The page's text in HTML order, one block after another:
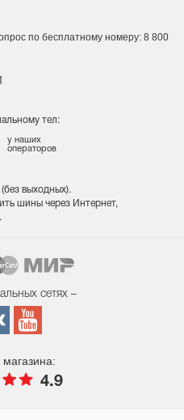
тел:
у наших
операторов
выходных).
шины через Интернет,
по бесплатному номеру: 8 800
сетях –
магазина:
4.9